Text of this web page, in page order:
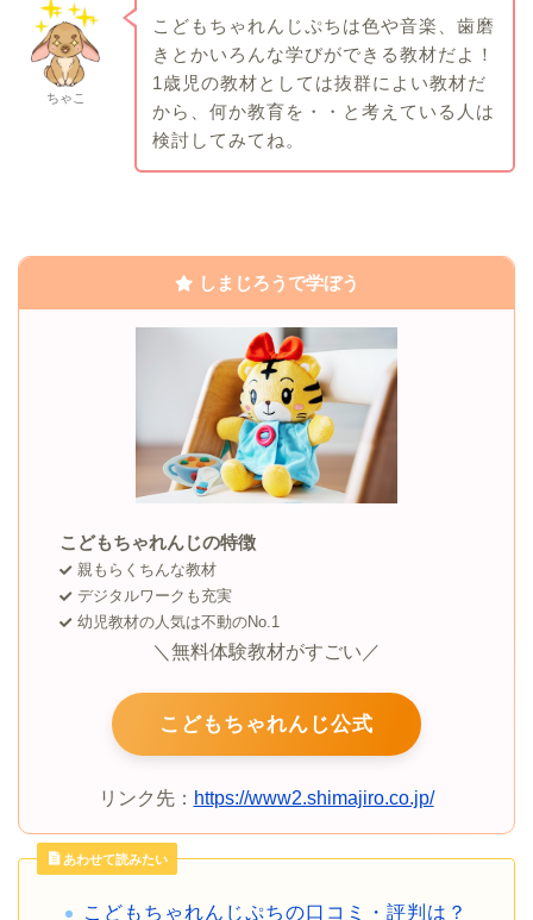
ちゃこ
こどもちゃれんじぷちは色や音楽、歯磨
きとかいろんな学びができる教材だよ！
1歳児の教材としては抜群によい教材だ
から、何か教育を・・と考えている人は
検討してみてね。
しまじろうで学ぼう
こどもちゃれんじの特徴
親もらくちんな教材
デジタルワークも充実
幼児教材の人気は不動のNo.1
＼無料体験教材がすごい／
こどもちゃれんじ公式
リンク先： https://www2.shimajiro.co.jp/
あわせて読みたい
こどもちゃれんじぷちの口コミ・評判は？